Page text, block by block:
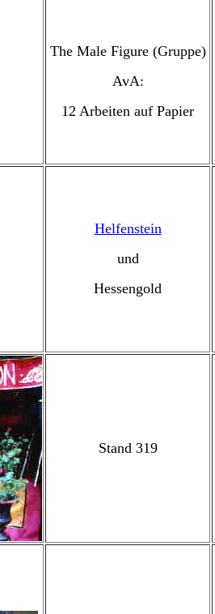
The Male Figure (Gruppe)
AvA:
12 Arbeiten auf Papier
Helfenstein
und
Hessengold
Stand 319